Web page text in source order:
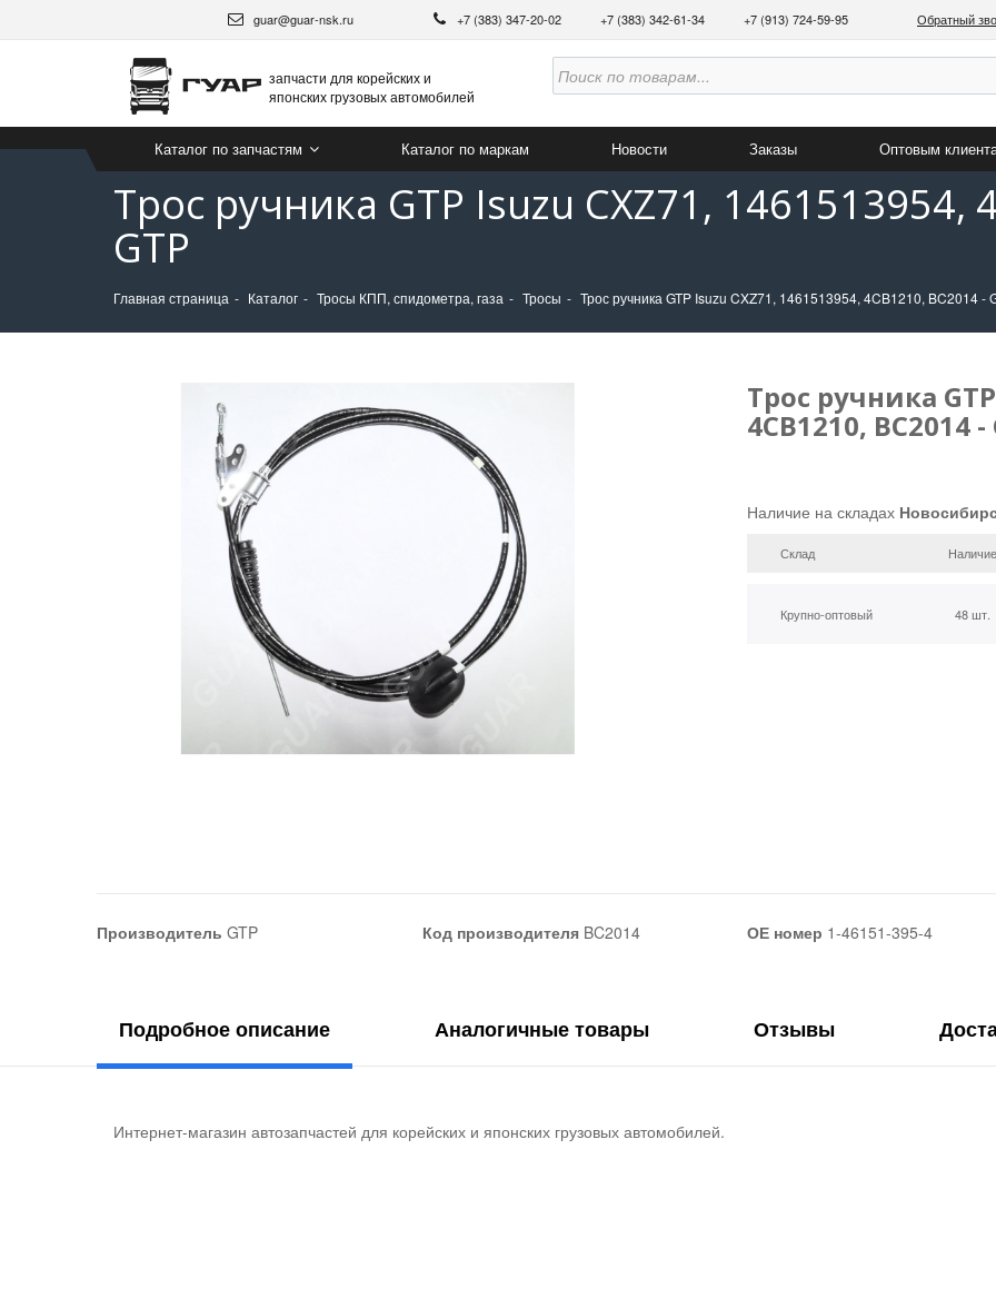
guar@guar-nsk.ru +7 (383) 347-20-02 +7 (383) 342-61-34 +7 (913) 724-59-95 Обратный
запчасти для корейских и
японских грузовых автомобилей
Каталог по запчастям Каталог по маркам Новости Заказы Оптовым
Трос ручника GTP Isuzu CXZ71, 1461513954,
GTP
Главная страница Каталог Тросы КПП, спидометра, газа Тросы Трос ручника GTP Isuzu CXZ71, 1461513954, 4CB1210, BC2014 -
Трос ручника
4CB1210, BC2014 -
Наличие на складах
Склад Наличие
Крупно-оптовый 48 шт.
Производитель GTP Код производителяBC2014 ОЕ номер 1-46151-395-4
Подробное описание Аналогичные товары Отзывы
Интернет-магазин автозапчастей для корейских и японских грузовых автомобилей.